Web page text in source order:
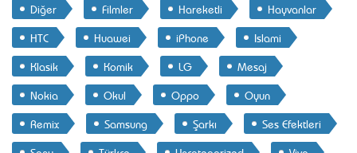
Diğer
Filmler Hareketli
Hayvanlar
HTC
Huawei iPhone
Islami
Klasik
Komik LG
Mesaj
Nokia
Okul Oppo
Oyun
Remix
Samsung Şarkı
Ses Efektleri